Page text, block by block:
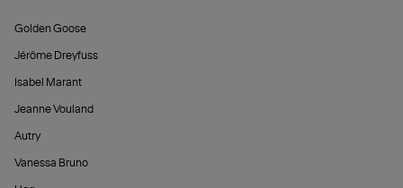
Golden Goose
Jérôme Dreyfuss
Isabel Marant
Jeanne Vouland
Autry
Vanessa Bruno